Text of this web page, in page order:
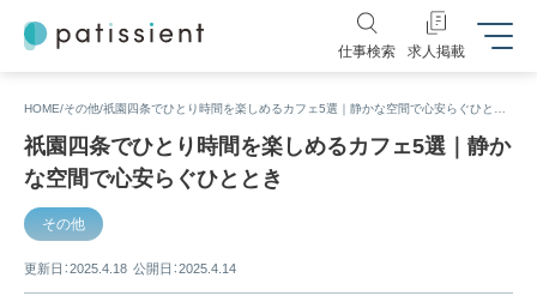
仕事検索 求人掲載
HOME その他
祇園四条でひとり時間を楽しめるカフェ5選｜静か
な空間で心安らぐひととき
その他
更新日：2025.4.18 公開日：2025.4.14